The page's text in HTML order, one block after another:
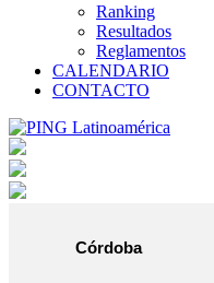
Ranking
Resultados
Reglamentos
CALENDARIO
CONTACTO
Córdoba